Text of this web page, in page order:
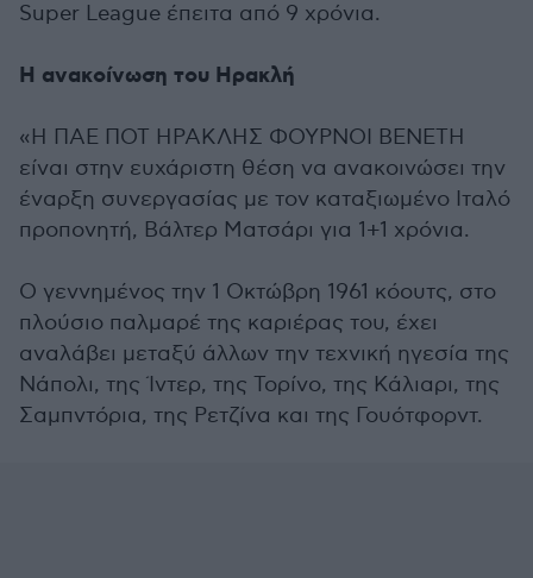
Super League έπειτα από 9 χρόνια.
Η ανακοίνωση του Ηρακλή
«Η ΠΑΕ ΠΟΤ ΗΡΑΚΛΗΣ ΦΟΥΡΝΟΙ ΒΕΝΕΤΗ
είναι στην ευχάριστη θέση να ανακοινώσει την
έναρξη συνεργασίας με τον καταξιωμένο Ιταλό
προπονητή, Βάλτερ Ματσάρι για 1+1 χρόνια.
Ο γεννημένος την 1 Οκτώβρη 1961 κόουτς, στο
πλούσιο παλμαρέ της καριέρας του, έχει
αναλάβει μεταξύ άλλων την τεχνική ηγεσία της
Νάπολι, της Ίντερ, της Τορίνο, της Κάλιαρι, της
Σαμπντόρια, της Ρετζίνα και της Γουότφορντ.